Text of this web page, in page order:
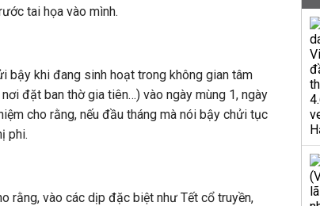
tai họa vào mình.
bậy khi đang sinh hoạt trong không gian tâm
đặt ban thờ gia tiên…) vào ngày mùng 1, ngày
cho rằng, nếu đầu tháng mà nói bậy chửi tục
phi.
rằng, vào các dịp đặc biệt như Tết cổ truyền,